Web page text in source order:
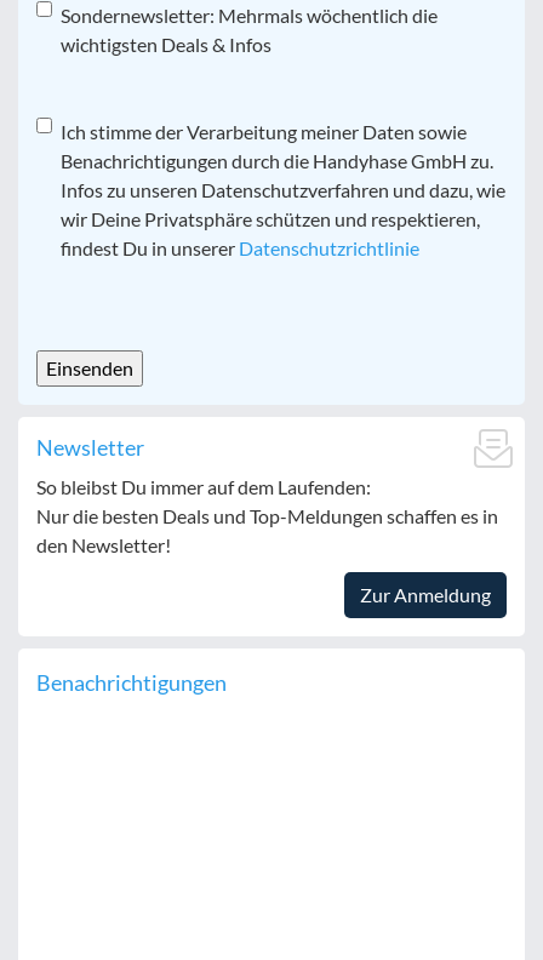
Sondernewsletter: Mehrmals wöchentlich die
wichtigsten Deals & Infos
Datenschutz*
Ich stimme der Verarbeitung meiner Daten sowie
Benachrichtigungen durch die Handyhase GmbH zu.
Infos zu unseren Datenschutzverfahren und dazu, wie
wir Deine Privatsphäre schützen und respektieren,
findest Du in unserer Datenschutzrichtlinie
Newsletter
So bleibst Du immer auf dem Laufenden:
Nur die besten Deals und Top-Meldungen schaffen es in
den Newsletter!
Zur Anmeldung
Benachrichtigungen